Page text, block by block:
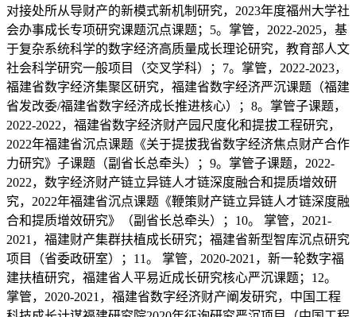
对接处所从导财产的新模式新机制研究，2023年度福州大学社
会办事成长专项研究课题沉点课题；5。掌管，2022-2025，基
于复杂系统科学的数字经济高质量成长理论研究，教育部人文
社会科学研究一般项目（交叉学科）；7。掌管，2022-2023，
福建省数字经济集聚区研究，福建省数字经济严沉课题（福建
省发改委/福建省数字经济成长推进核心）；8。掌管子课题，
2022-2022，福建省数字经济财产园尺度化和提拔工程研究，
2022年福建省沉点课题《关于提拔我省数字经济焦点财产合作
力研究》子课题（副省长总牵头）；9。掌管子课题，2022-
2022，数字经济财产链立异链人才链深度融合和提质增效研
究，2022年福建省沉点课题《鞭策财产链立异链人才链深度融
合和提质增效研究》（副省长总牵头）；10。 掌管，2021-
2021，福建财产集群扶植成长研究；福建省新型智库沉点研究
项目（省委政研室）；11。 掌管，2020-2021，新一轮数字福
建扶植研究，福建省人平易近成长研究核心严沉课题；12。
掌管，2020-2021，福建省数字经济财产阐发研究，中国工程